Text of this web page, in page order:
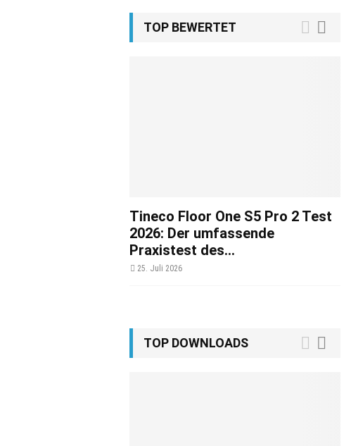
TOP BEWERTET
Tineco Floor One S5 Pro 2 Test
2026: Der umfassende
Praxistest des...
25. Juli 2026
TOP DOWNLOADS